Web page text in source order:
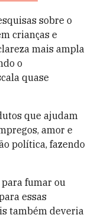
sobre o
crianças e
mais ampla
o
quase
que ajudam
amor e
política, fazendo
para fumar ou
essas
também deveria